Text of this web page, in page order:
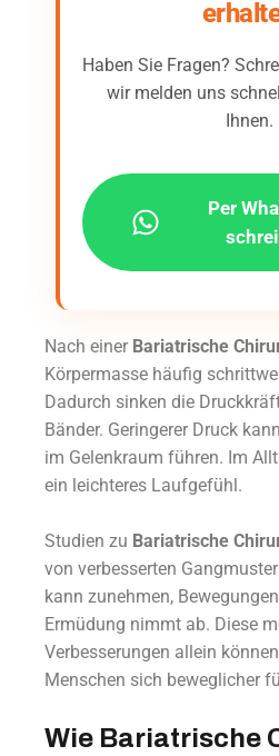
Haben Sie Fragen?
wir melden uns
Ihnen.
Per
Nach einer Bariatrische
Körpermasse häufig
Dadurch sinken die
Bänder. Geringerer Druck
im Gelenkraum führen. Im
ein leichteres Laufgefühl.
Studien zu Bariatrische
von verbesserten
kann zunehmen,
Ermüdung nimmt ab. Diese
Verbesserungen allein
Menschen sich beweglicher
Wie Bariatrische